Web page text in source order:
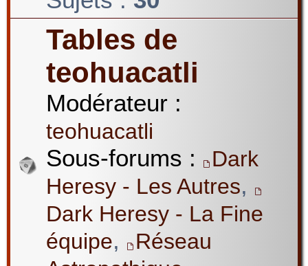
Tables de
teohuacatli
Modérateur :
teohuacatli
Sous-forums :
Dark
Heresy - Les Autres,
Dark Heresy - La Fine
équipe,
Réseau